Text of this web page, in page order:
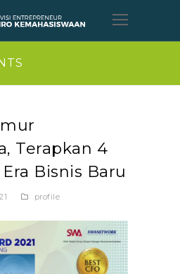
Open
Mobile
Terapkan 4
Bisnis Baru
profile